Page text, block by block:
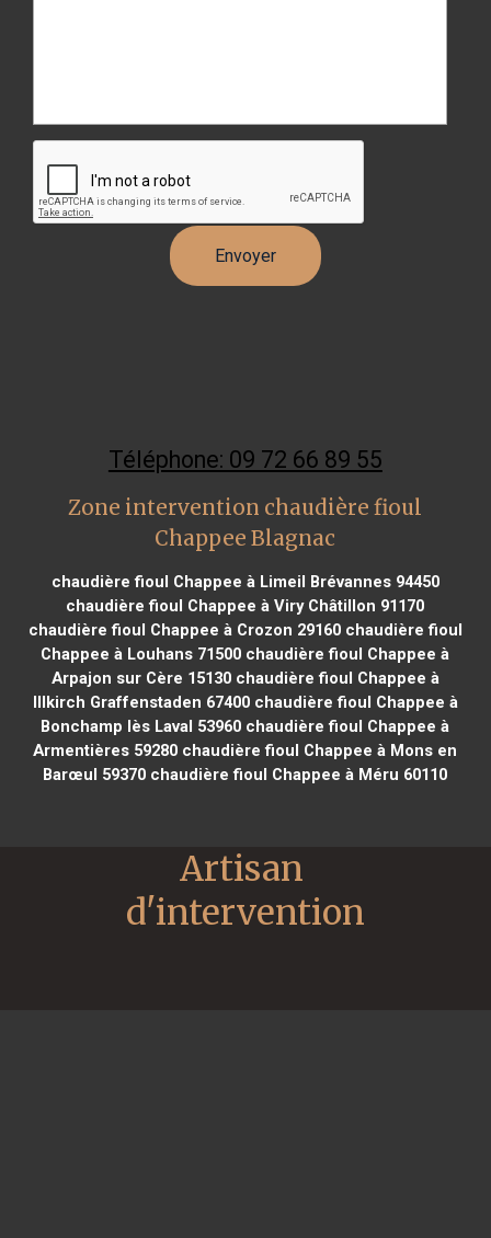
Téléphone: 09 72 66 89 55
Zone intervention chaudière fioul
Chappee Blagnac
chaudière fioul Chappee à Limeil Brévannes 94450
chaudière fioul Chappee à Viry Châtillon 91170
chaudière fioul Chappee à Crozon 29160chaudière fioul
Chappee à Louhans 71500 chaudière fioul Chappee à
Arpajon sur Cère 15130chaudière fioul Chappee à
Illkirch Graffenstaden 67400chaudière fioul Chappee à
Bonchamp lès Laval 53960 chaudière fioul Chappee à
Armentières 59280 chaudière fioul Chappee à Mons en
Barœul 59370 chaudière fioul Chappee à Méru 60110
Artisan
d'intervention